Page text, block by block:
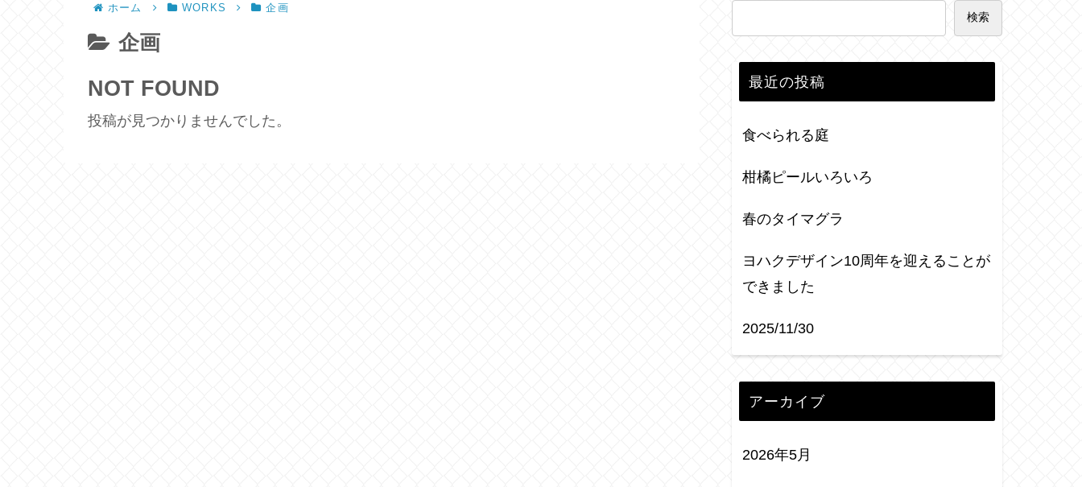
ホーム WORKS 企画
企画
NOT FOUND
投稿が見つかりませんでした。
検索
最近の投稿
食べられる庭
柑橘ピールいろいろ
春のタイマグラ
ヨハクデザイン10周年を迎えることが
できました
2025/11/30
アーカイブ
2026年5月